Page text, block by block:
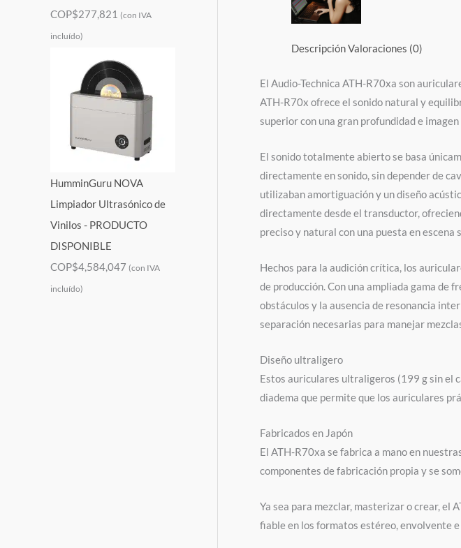
COP$277,821 (con IVA
incluído)
HumminGuru NOVA
Limpiador Ultrasónico de
Vinilos - PRODUCTO
DISPONIBLE
COP$4,584,047 (con IVA
incluído)
DescripciónValoraciones (0)
El Audio-Technica ATH-R70xa son
ATH-R70x ofrece el sonido natural y
superior con una gran profundidad e imagen
El sonido totalmente abierto se basa
directamente en sonido, sin depender de
utilizaban amortiguación y un diseño
directamente desde el transductor,
preciso y natural con una puesta en escena
Hechos para la audición crítica, los
de producción. Con una ampliada gama de
obstáculos y la ausencia de resonancia
separación necesarias para manejar
Diseño ultraligero
Estos auriculares ultraligeros (199 g sin el
diadema que permite que los auriculares
Fabricados en Japón
El ATH-R70xa se fabrica a mano en
componentes de fabricación propia y se
Ya sea para mezclar, masterizar o crear, el
fiable en los formatos estéreo, envolvente e